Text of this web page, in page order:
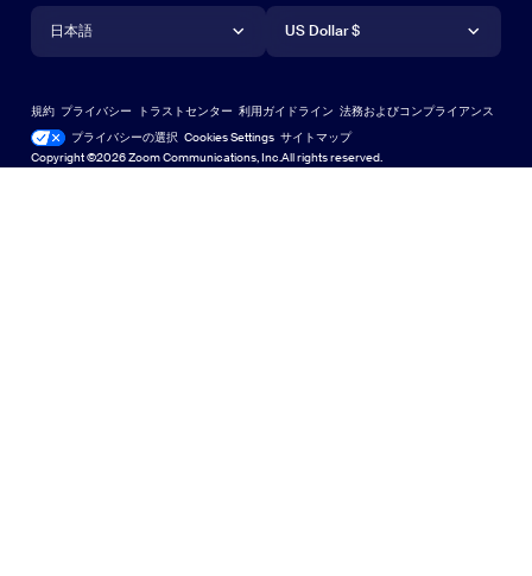
Androidアプリ
Androidアプリ
ウェビナーとイベント
Zoom Experience CenterZoom Experience Center
ヘルプセンター
ラーニングセンター
テクニカルコンテンツライブラリテクニカルコンテンツライブラ
フィードバック
言語
日本語
English
Español
通貨
US Dollar $
Copyright ©2026 Zoom Communications, Inc.All rights reserved.
規約 プライバシー トラストセンター 利用ガイドライン 法務およびコンプライアンス
プライバシーの選択 Cookies Settings サイトマップ
サイトマップ